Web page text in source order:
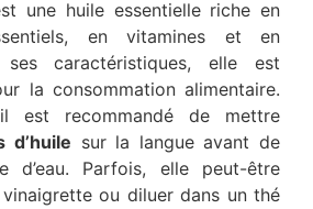
une huile essentielle riche en
en vitamines et en
ses caractéristiques, elle est
la consommation alimentaire.
est recommandé de mettre
d’huile sur la langue avant de
d’eau. Parfois, elle peut-être
ou diluer dans un thé